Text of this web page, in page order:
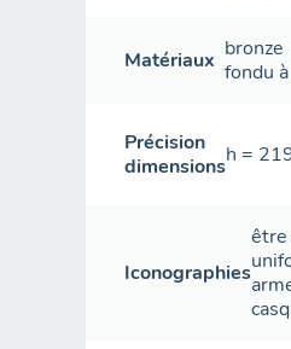
Matériaux bronze
fondu
Précision
dimensionsh =
Iconographies
être